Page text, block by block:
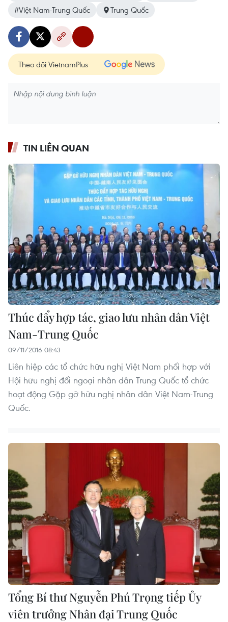
#Việt Nam-Trung Quốc
Trung Quốc
Theo dõi VietnamPlus
TIN LIÊN QUAN
Thúc đẩy hợp tác, giao lưu nhân dân Việt
Nam-Trung Quốc
09/11/2016 08:43
Liên hiệp các tổ chức hữu nghị Việt Nam phối hợp với
Hội hữu nghị đối ngoại nhân dân Trung Quốc tổ chức
hoạt động Gặp gỡ hữu nghị nhân dân Việt Nam-Trung
Quốc.
Tổng Bí thư Nguyễn Phú Trọng tiếp Ủy
viên trưởng Nhân đại Trung Quốc